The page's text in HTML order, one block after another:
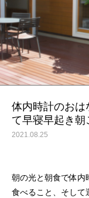
体内時計のおは
て早寝早起き
2021.08.25
朝の光と朝食で体内
食べること、そして